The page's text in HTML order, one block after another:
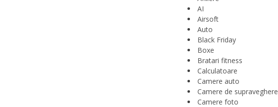
AI
Airsoft
Auto
Black Friday
Boxe
Bratari fitness
Calculatoare
Camere auto
Camere de supraveghere
Camere foto